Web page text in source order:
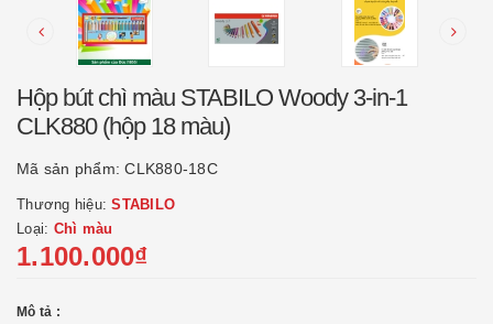
Hộp bút chì màu STABILO Woody 3-in-1
CLK880 (hộp 18 màu)
Mã sản phẩm:CLK880-18C
Thương hiệu:STABILO
Loại: Chì màu
1.100.000₫
Mô tả :